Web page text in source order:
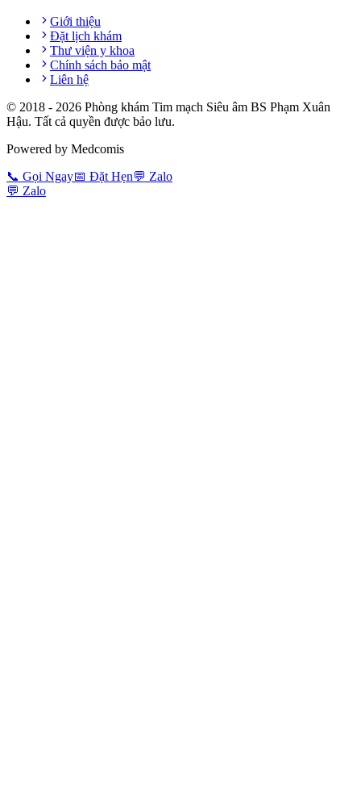
Giới thiệu
Đặt lịch khám
Thư viện y khoa
Chính sách bảo mật
Liên hệ
© 2018 - 2026 Phòng khám Tim mạch Siêu âm BS Phạm Xuân
Hậu. Tất cả quyền được bảo lưu.
Powered by Medcomis
📞 Gọi Ngay📅 Đặt Hẹn💬 Zalo
💬 Zalo